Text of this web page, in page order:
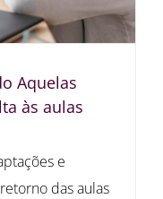
Aquelas
às aulas
e
das aulas